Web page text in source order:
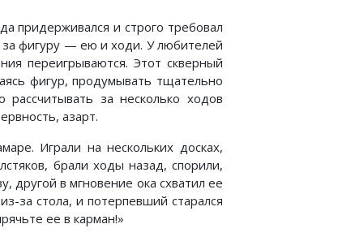
придерживался и строго требовал
за фигуру — ею и ходи. У любителей
переигрываются. Этот скверный
фигур, продумывать тщательно
за несколько ходов
азарт.
Играли на нескольких досках,
брали ходы назад, спорили,
другой в мгновение ока схватил ее
за стола, и потерпевший старался
ее в карман!»